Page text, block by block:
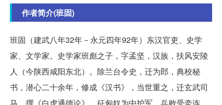
作者简介(班固)
班固（建武八年32年－永元四年92年）东汉官吏、史学
家、文学家。史学家班彪之子，字孟坚，汉族，扶风安陵
人（今陕西咸阳东北）。除兰台令史，迁为郎，典校秘
书，潜心二十余年，修成《汉书》，当世重之，迁玄武司
马，撰《白虎通德论》，征匈奴为中护军，兵败受牵连，